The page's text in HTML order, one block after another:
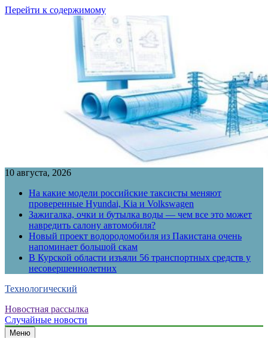
Перейти к содержимому
10 августа, 2026
На какие модели российские таксисты меняют
проверенные Hyundai, Kia и Volkswagen
Зажигалка, очки и бутылка воды — чем все это может
навредить салону автомобиля?
Новый проект водородомобиля из Пакистана очень
напоминает большой скам
В Курской области изъяли 56 транспортных средств у
несовершеннолетних
Технологический
Новостная рассылка
Случайные новости
Меню